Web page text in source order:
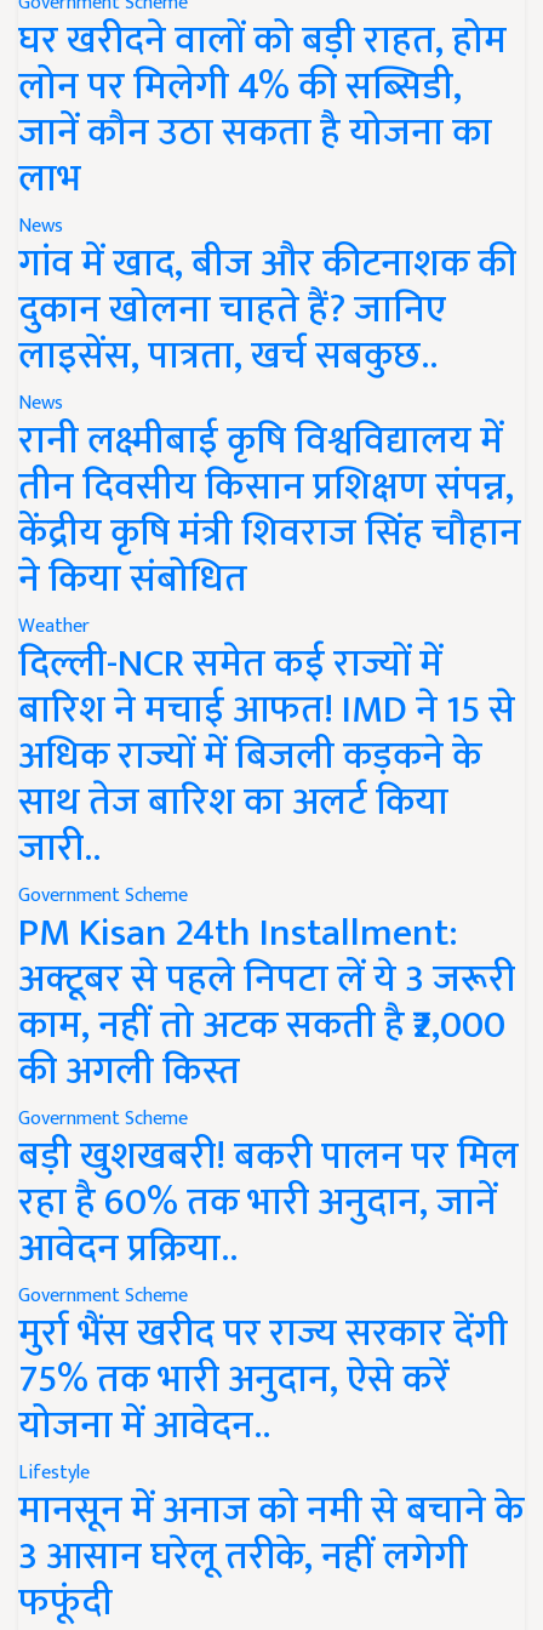
घर खरीदने वालों को बड़ी राहत, होम
लोन पर मिलेगी 4% की सब्सिडी,
जानें कौन उठा सकता है योजना का
लाभ
News
गांव में खाद, बीज और कीटनाशक की
दुकान खोलना चाहते हैं? जानिए
लाइसेंस, पात्रता, खर्च सबकुछ..
News
रानी लक्ष्मीबाई कृषि विश्वविद्यालय में
तीन दिवसीय किसान प्रशिक्षण संपन्न,
केंद्रीय कृषि मंत्री शिवराज सिंह चौहान
ने किया संबोधित
Weather
दिल्ली-NCR समेत कई राज्यों में
बारिश ने मचाई आफत! IMD ने 15 से
अधिक राज्यों में बिजली कड़कने के
साथ तेज बारिश का अलर्ट किया
जारी..
Government Scheme
PM Kisan 24th Installment:
अक्टूबर से पहले निपटा लें ये 3 जरूरी
काम, नहीं तो अटक सकती है ₹2,000
की अगली किस्त
Government Scheme
बड़ी खुशखबरी! बकरी पालन पर मिल
रहा है 60% तक भारी अनुदान, जानें
आवेदन प्रक्रिया..
Government Scheme
मुर्रा भैंस खरीद पर राज्य सरकार देंगी
75% तक भारी अनुदान, ऐसे करें
योजना में आवेदन..
Lifestyle
मानसून में अनाज को नमी से बचाने के
3 आसान घरेलू तरीके, नहीं लगेगी
फफूंदी